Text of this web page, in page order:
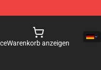
Warenkorb anzeigen